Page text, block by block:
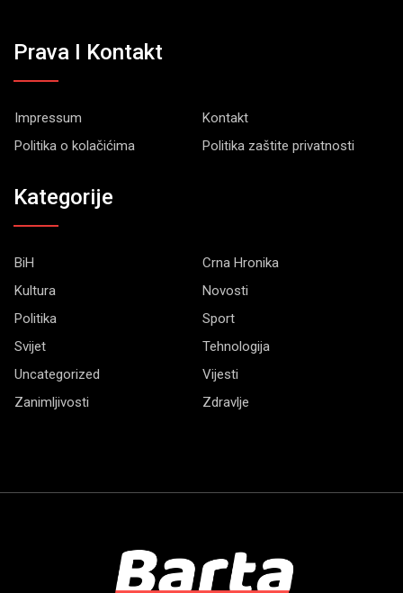
Prava I Kontakt
Impressum
Kontakt
Politika o kolačićima
Politika zaštite privatnosti
Kategorije
BiH
Crna Hronika
Kultura
Novosti
Politika
Sport
Svijet
Tehnologija
Uncategorized
Vijesti
Zanimljivosti
Zdravlje